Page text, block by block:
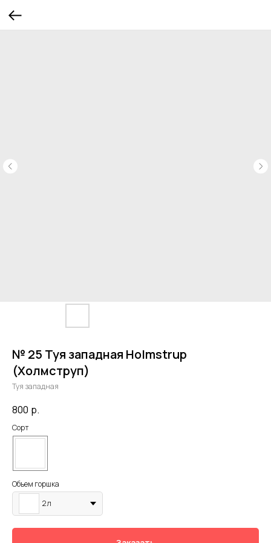
№ 25 Туя западная Holmstrup
(Холмструп)
Туя западная
800 р.
Сорт
Объем гоpшка
2 л